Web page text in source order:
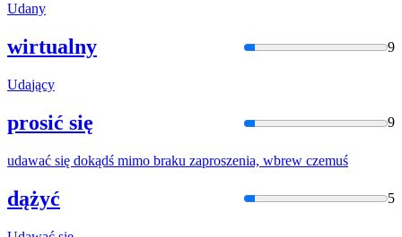
Udany
wirtualny 9
Udający
prosić się 9
udawać się dokądś mimo braku zaproszenia, wbrew czemuś
dążyć 5